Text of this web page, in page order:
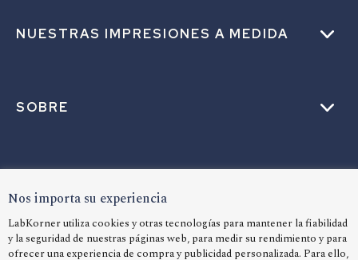
NUESTRAS IMPRESIONES A MEDIDA
SOBRE
IDIOMA
Nos importa su experiencia
LabKorner utiliza cookies y otras tecnologías para mantener la fiabilidad
y la seguridad de nuestras páginas web, para medir su rendimiento y para
ofrecer una experiencia de compra y publicidad personalizada. Para ello,